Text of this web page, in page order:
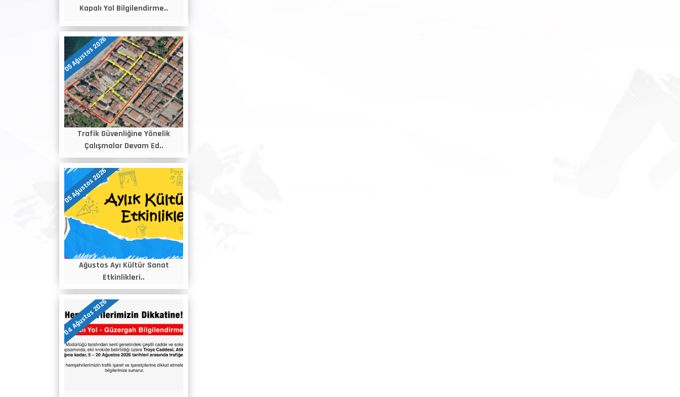
Kapalı Yol Bilgilendirme..
05 Ağustos 2026
Trafik Güvenliğine Yönelik
Çalışmalar Devam Ed..
05 Ağustos 2026
Ağustos Ayı Kültür Sanat
Etkinlikleri..
04 Ağustos 2026